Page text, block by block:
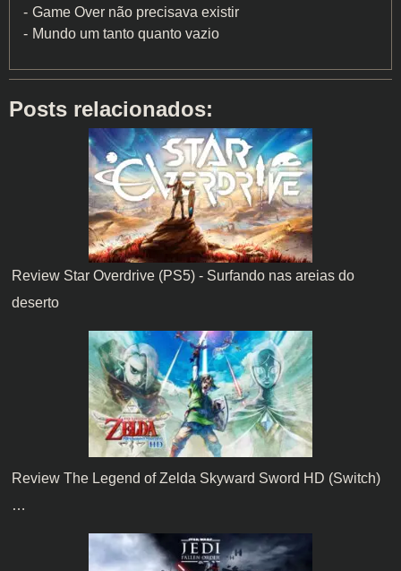
Game Over não precisava existir
Mundo um tanto quanto vazio
Posts relacionados:
Review Star Overdrive (PS5) - Surfando nas areias do
deserto
Review The Legend of Zelda Skyward Sword HD (Switch)
…